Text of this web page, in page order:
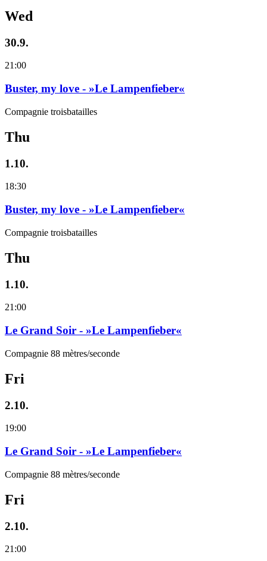
Wed
30.9.
21:00
Buster, my love - »Le Lampenfieber«
Compagnie troisbatailles
Thu
1.10.
18:30
Buster, my love - »Le Lampenfieber«
Compagnie troisbatailles
Thu
1.10.
21:00
Le Grand Soir - »Le Lampenfieber«
Compagnie 88 mètres/seconde
Fri
2.10.
19:00
Le Grand Soir - »Le Lampenfieber«
Compagnie 88 mètres/seconde
Fri
2.10.
21:00